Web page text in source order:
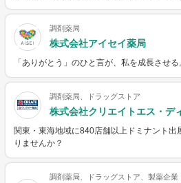
調剤薬局
株式会社アイセイ薬局
「ありがとう」のひと言が、私を成長させる
調剤薬局、ドラッグストア
株式会社クリエイトエス・デ
関東・東海地域に840店舗以上ドミナント出
りませんか？
調剤薬局、ドラッグストア、製薬企業